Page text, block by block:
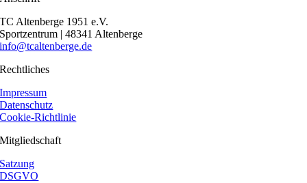
TC Altenberge 1951 e.V.
Sportzentrum | 48341 Altenberge
info@tcaltenberge.de
Rechtliches
Impressum
Datenschutz
Cookie-Richtlinie
Mitgliedschaft
Satzung
DSGVO